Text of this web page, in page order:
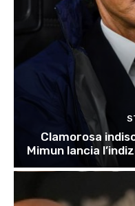
Clamorosa
Mimun lancia